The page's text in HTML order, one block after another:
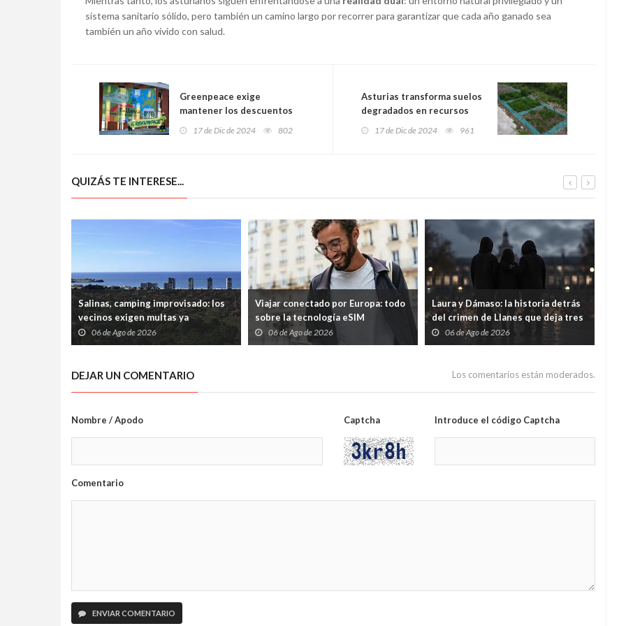
sistema sanitario sólido, pero también un camino largo por recorrer para garantizar que cada año ganado sea
también un año vivido con salud.
Greenpeace exige
mantener los descuentos
del transporte público
17 de Dic de 2024 802
Asturias transforma suelos
degradados en recursos
sostenibles: la Universidad
17 de Dic de 2024 961
QUIZÁS TE INTERESE...
Salinas, camping improvisado: los
vecinos exigen multas ya
06 de Ago de 2026
Viajar conectado por Europa: todo
sobre la tecnología eSIM
06 de Ago de 2026
Laura y Dámaso: la historia detrás
del crimen de Llanes que deja tres
hijos huérfanos
06 de Ago de 2026
DEJAR UN COMENTARIO Los comentarios están moderados.
Nombre / Apodo Captcha Introduce el código Captcha
Comentario
ENVIAR COMENTARIO